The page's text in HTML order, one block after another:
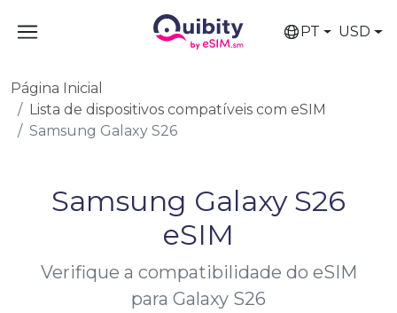
PT USD
Página Inicial
Lista de dispositivos compatíveis com eSIM
Samsung Galaxy S26
Samsung Galaxy S26
eSIM
Verifique a compatibilidade do eSIM
para Galaxy S26